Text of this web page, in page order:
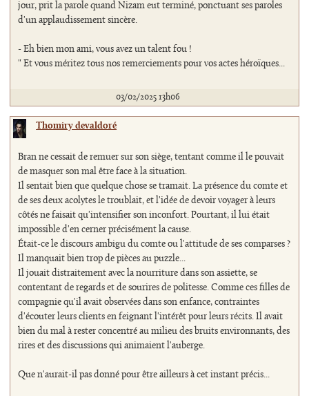
jour, prit la parole quand Nizam eut terminé, ponctuant ses paroles
d'un applaudissement sincère.
- Eh bien mon ami, vous avez un talent fou !
" Et vous méritez tous nos remerciements pour vos actes héroïques...
03/02/2025 13h06
Thomiry devaldoré
Bran ne cessait de remuer sur son siège, tentant comme il le pouvait
de masquer son mal être face à la situation.
Il sentait bien que quelque chose se tramait. La présence du comte et
de ses deux acolytes le troublait, et l'idée de devoir voyager à leurs
côtés ne faisait qu'intensifier son inconfort. Pourtant, il lui était
impossible d'en cerner précisément la cause.
Était-ce le discours ambigu du comte ou l'attitude de ses comparses ?
Il manquait bien trop de pièces au puzzle...
Il jouait distraitement avec la nourriture dans son assiette, se
contentant de regards et de sourires de politesse. Comme ces filles de
compagnie qu'il avait observées dans son enfance, contraintes
d'écouter leurs clients en feignant l'intérêt pour leurs récits. Il avait
bien du mal à rester concentré au milieu des bruits environnants, des
rires et des discussions qui animaient l'auberge.
Que n'aurait-il pas donné pour être ailleurs à cet instant précis...